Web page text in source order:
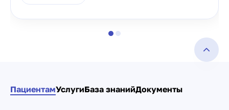
ПациентамУслугиБаза знанийДокументы